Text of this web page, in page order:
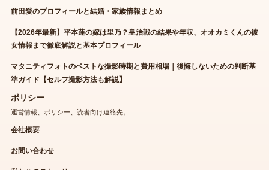
前田愛のプロフィールと結婚・家族情報まとめ
【2026年最新】平本蓮の嫁は里乃？皇治戦の結果や年収、オオカミくんの彼
女情報まで徹底解説と基本プロフィール
マタニティフォトのベストな撮影時期と費用相場｜後悔しないための判断基
準ガイド【セルフ撮影方法も解説】
ポリシー
運営情報、ポリシー、読者向け連絡先。
会社概要
お問い合わせ